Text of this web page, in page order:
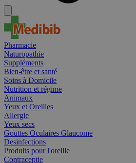
Pharmacie
Naturopathie
Suppléments
Bien-être et santé
Soins à Domicile
Nutrition et régime
Animaux
Yeux et Oreilles
Allergie
Yeux secs
Gouttes Oculaires Glaucome
Desinfections
Produits pour l'oreille
Contraceptie